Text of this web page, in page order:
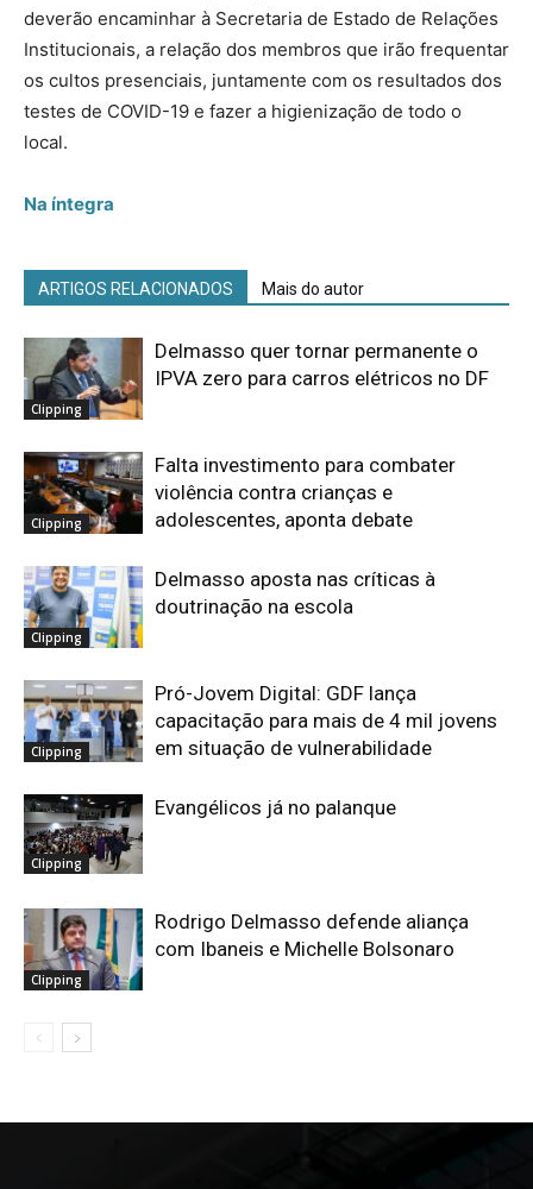
deverão encaminhar à Secretaria de Estado de Relações
Institucionais, a relação dos membros que irão frequentar
os cultos presenciais, juntamente com os resultados dos
testes de COVID-19 e fazer a higienização de todo o
local.
Na íntegra
ARTIGOS RELACIONADOS Mais do autor
Clipping
Delmasso quer tornar permanente o
IPVA zero para carros elétricos no DF
Clipping
Falta investimento para combater
violência contra crianças e
adolescentes, aponta debate
Clipping
Delmasso aposta nas críticas à
doutrinação na escola
Clipping
Pró-Jovem Digital: GDF lança
capacitação para mais de 4 mil jovens
em situação de vulnerabilidade
Clipping
Evangélicos já no palanque
Clipping
Rodrigo Delmasso defende aliança
com Ibaneis e Michelle Bolsonaro